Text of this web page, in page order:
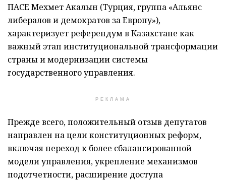
ПАСЕ Мехмет Акалын (Турция, группа «Альянс
либералов и демократов за Европу»),
характеризует референдум в Казахстане как
важный этап институциональной трансформации
страны и модернизации системы
государственного управления.
РЕКЛАМА
Прежде всего, положительный отзыв депутатов
направлен на цели конституционных реформ,
включая переход к более сбалансированной
модели управления, укрепление механизмов
подотчетности, расширение доступа